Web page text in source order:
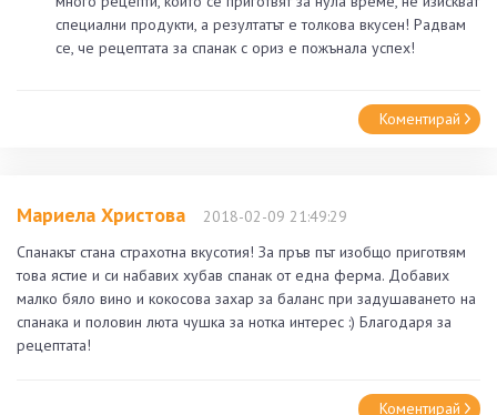
специални продукти, а резултатът е толкова вкусен! Радвам
се, че рецептата за спанак с ориз е пожънала успех!
Коментирай
Мариела Христова
2018-02-09 21:49:29
Спанакът стана страхотна вкусотия! За пръв път изобщо приготвям
това ястие и си набавих хубав спанак от една ферма. Добавих
малко бяло вино и кокосова захар за баланс при задушаването на
спанака и половин люта чушка за нотка интерес :) Благодаря за
рецептата!
Коментирай